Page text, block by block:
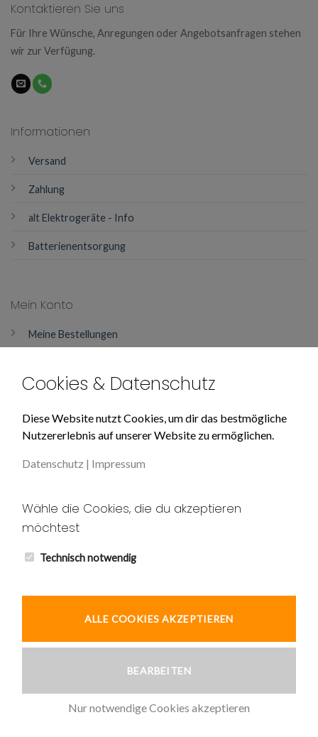
Kontaktieren Sie uns
Für Ihre Wünsche, Anregungen oder Angebotsanfragen stehen
wir zur Verfügung.
Mein Konto
Meine Bestellungen
Über Uns
Impressum
Datenschutz
Widerruf
Kontakt
Informationen
Versand
Zahlung
alt Elektrogeräte - Info
Batterienentsorgung
Cookies & Datenschutz
Diese Website nutzt Cookies, um dir das bestmögliche
Nutzererlebnis auf unserer Website zu ermöglichen.
Datenschutz | Impressum
Wähle die Cookies, die du akzeptieren
möchtest
Technisch notwendig
ALLE COOKIES AKZEPTIEREN
BEARBEITEN
Nur notwendige Cookies akzeptieren